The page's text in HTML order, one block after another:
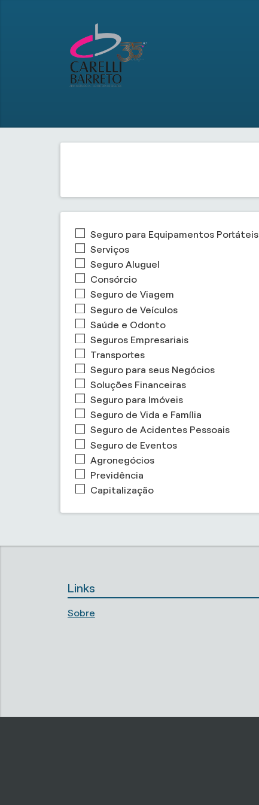
Seguro para Equipamentos Portáteis
Serviços
Seguro Aluguel
Consórcio
Seguro de Viagem
Seguro de Veículos
Saúde e Odonto
Seguros Empresariais
Transportes
Seguro para seus Negócios
Soluções Financeiras
Seguro para Imóveis
Seguro de Vida e Família
Seguro de Acidentes Pessoais
Seguro de Eventos
Agronegócios
Previdência
Capitalização
Links
Sobre